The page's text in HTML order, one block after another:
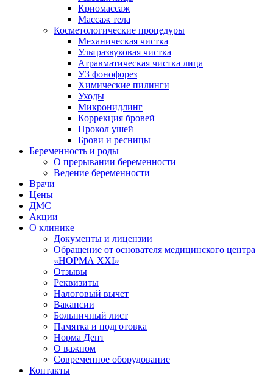
Криомассаж
Массаж тела
Косметологические процедуры
Механическая чистка
Ультразвуковая чистка
Атравматическая чистка лица
УЗ фонофорез
Химические пилинги
Уходы
Микронидлинг
Коррекция бровей
Прокол ушей
Брови и ресницы
Беременность и роды
О прерывании беременности
Ведение беременности
Врачи
Цены
ДМС
Акции
О клинике
Документы и лицензии
Обращение от основателя медицинского центра
«НОРМА ХХI»
Отзывы
Реквизиты
Налоговый вычет
Вакансии
Больничный лист
Памятка и подготовка
Норма Дент
О важном
Современное оборудование
Контакты